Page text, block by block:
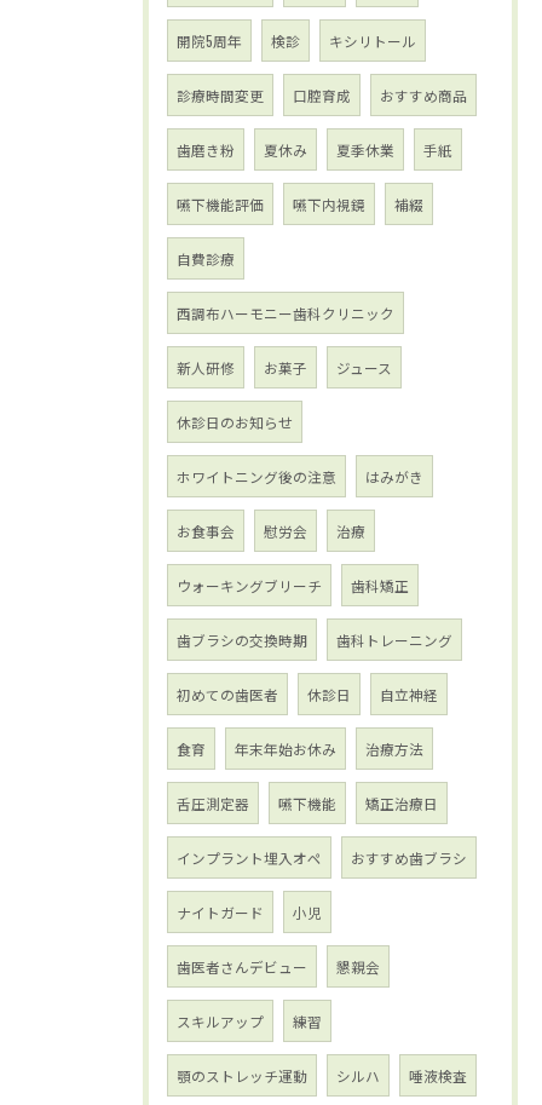
開院5周年 検診 キシリトール
診療時間変更 口腔育成 おすすめ商品
歯磨き粉 夏休み 夏季休業 手紙
嚥下機能評価 嚥下内視鏡 補綴
自費診療
西調布ハーモニー歯科クリニック
新人研修 お菓子 ジュース
休診日のお知らせ
ホワイトニング後の注意 はみがき
お食事会 慰労会 治療
ウォーキングブリーチ 歯科矯正
歯ブラシの交換時期 歯科トレーニング
初めての歯医者 休診日 自立神経
食育 年末年始お休み 治療方法
舌圧測定器 嚥下機能 矯正治療日
インプラント埋入オペ おすすめ歯ブラシ
ナイトガード 小児
歯医者さんデビュー 懇親会
スキルアップ 練習
顎のストレッチ運動 シルハ 唾液検査